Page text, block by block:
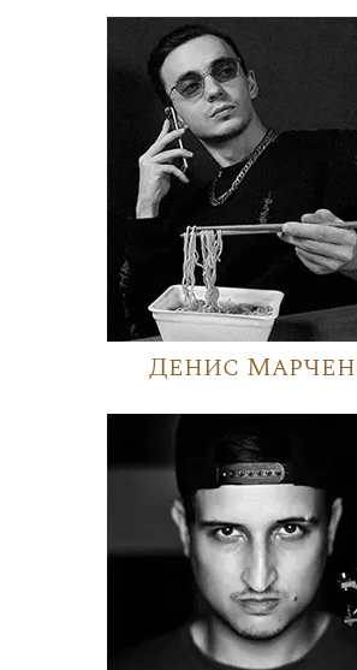
Денис